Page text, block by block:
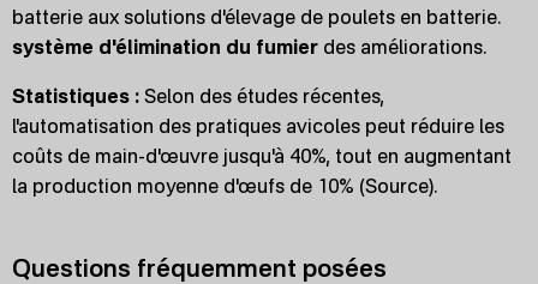
batterie aux solutions d'élevage de poulets en batterie.
système d'élimination du fumier des améliorations.
Statistiques : Selon des études récentes,
l'automatisation des pratiques avicoles peut réduire les
coûts de main-d'œuvre jusqu'à 40%, tout en augmentant
la production moyenne d'œufs de 10% (Source).
Questions fréquemment posées